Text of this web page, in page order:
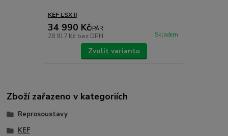
KEF LSX II
34 990 Kč/PÁR
28 917 Kč bez DPH Skladem
Zvolit variantu
Zboží zařazeno v kategoriích
Reprosoustavy
KEF